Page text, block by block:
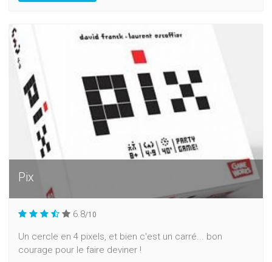
Pix
6.8/10
Un cercle en 4 pixels, et bien c'est un carré... bon
courage pour le faire deviner !